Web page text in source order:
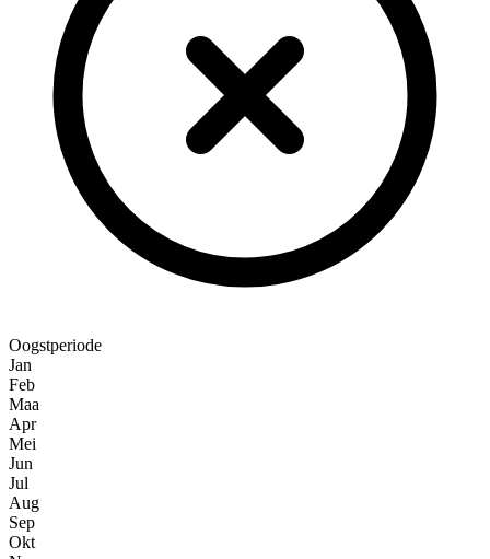
Oogstperiode
Jan
Feb
Maa
Apr
Mei
Jun
Jul
Aug
Sep
Okt